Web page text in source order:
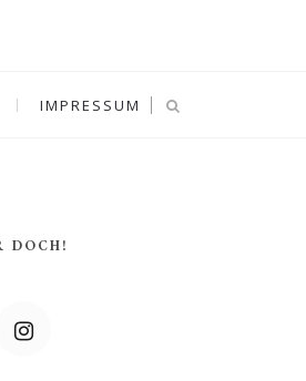
IMPRESSUM
DOCH!